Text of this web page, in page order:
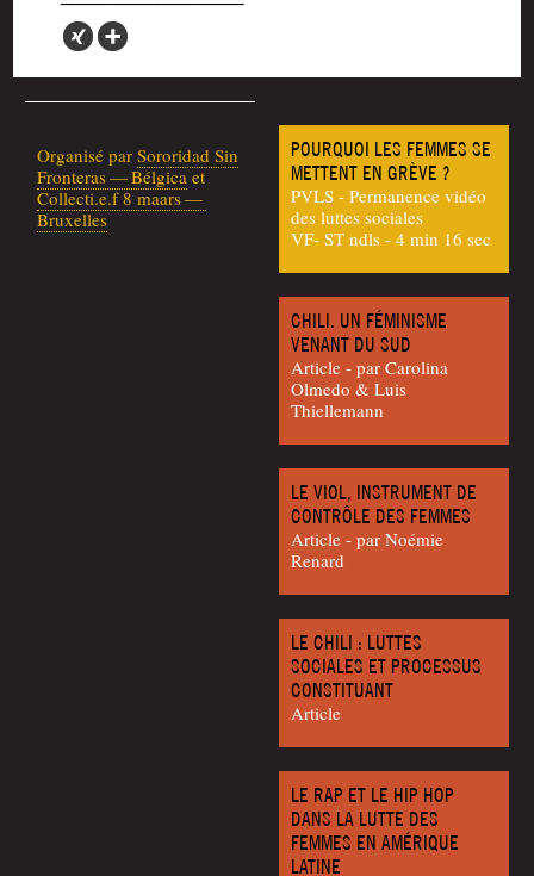
Orga­ni­sé parSoro­ri­dad Sin
Fron­te­ras — Bél­gi­ca et
Collecti.e.f 8 maars —
Bruxelles
POURQUOI LES FEMMES SE
METTENT EN GRÈVE ?
PVLS - Permanence vidéo
des luttes sociales
VF- ST ndls - 4 min 16 sec
CHILI. UN FÉMINISME
VENANT DU SUD
Article - par Caro­li­na
Olme­do & Luis
Thiellemann
LE VIOL, INSTRUMENT DE
CONTRÔLE DES FEMMES
Article - par Noé­mie
Renard
LE CHILI : LUTTES
SOCIALES ET PROCESSUS
CONSTITUANT
Article
LE RAP ET LE HIP HOP
DANS LA LUTTE DES
FEMMES EN AMÉRIQUE
LATINE